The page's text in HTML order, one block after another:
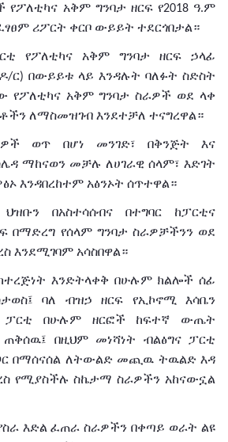
የፖለቲካና አቅም ግንባታ ዘርፍ የ2018 ዓ.ም
ሪፖርት ቀርቦ ውይይት ተደርጎበታል።
የፖለቲካና አቅም ግንባታ ዘርፍ
ኃላፊ
ዶ/ር) በውይይቱ ላይ እንዳሉትባለፉት ስድስት
የፖለቲካና አቅም ግንባታ ስራዎች ወደ ላቀ
ለማስመዝገብ እንደተቻለ ተናግረዋል።
ወጥ በሆነ መንገድ፣ በቅንጅት
እና
ማከናወን መቻሉ ለሀገራዊ ሰላም፣ እድገት
እንዳበረከተም አፅንኦት ሰጥተዋል።
ህዝቡን በአስተሳሰብና በተግባር
ከፓርቲና
በማድረግ የሰላም ግንባታ ስራዎቻችንን ወደ
እንደሚገባም አሳስበዋል።
እንድትላቀቅ በሁሉም ክልሎች ሰፊ
ባለ ብዝኃ ዘርፍ የኢኮኖሚ
እሳቤን
ፓርቲ በሁሉም ዘርፎች ከፍተኛ
ውጤት
ጠቅሰዉ፤ በዚህም መነሻነት ብልፅግና
ፓርቲ
በማሰናሰል ለትውልድ መጪዉ ትዉልድ እዳ
የሚያስችሉ ስኬታማ ስራዎችን አከናውኗል
እድል ፈጠራ ስራዎችን በቀጣይ ወራት ልዩ